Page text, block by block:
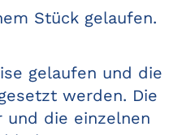
Stück gelaufen.
gelaufen und die
werden. Die
und die einzelnen